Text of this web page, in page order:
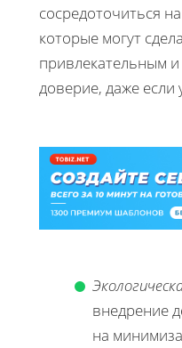
сосредоточиться
которые могут
привлекательным
доверие, даже если
внедрение
на